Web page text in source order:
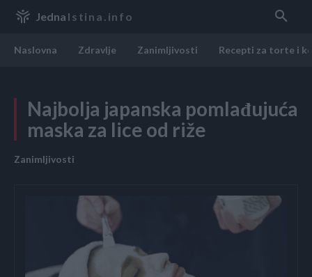
Jedna Istina.info
Naslovna Zdravlje Zanimljivosti Recepti za torte i
Najbolja japanska pomlađujuća
maska za lice od riže
Zanimljivosti